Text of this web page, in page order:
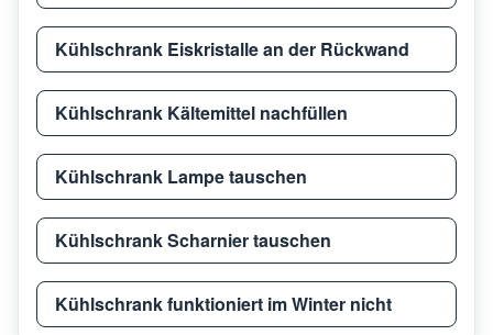
Kühlschrank Eiskristalle an der Rückwand
Kühlschrank Kältemittel nachfüllen
Kühlschrank Lampe tauschen
Kühlschrank Scharnier tauschen
Kühlschrank funktioniert im Winter nicht